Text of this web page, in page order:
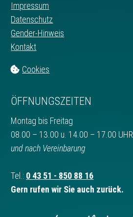
Impressum
Datenschutz
Gender-Hinweis
Kontakt
Cookies
ÖFFNUNGSZEITEN
Montag bis Freitag
08.00 – 13.00 u. 14.00 – 17.00 UHR
und nach Vereinbarung
Tel.: 0 43 51 - 850 88 16
Gern rufen wir Sie auch zurück.